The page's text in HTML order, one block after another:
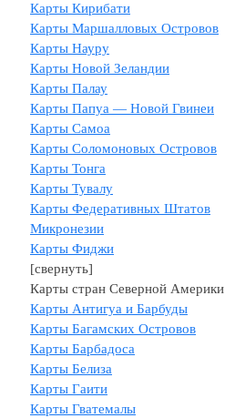
Карты Кирибати
Карты Маршалловых Островов
Карты Науру
Карты Новой Зеландии
Карты Палау
Карты Папуа — Новой Гвинеи
Карты Самоа
Карты Соломоновых Островов
Карты Тонга
Карты Тувалу
Карты Федеративных Штатов
Микронезии
Карты Фиджи
[свернуть]
Карты стран Северной Америки
Карты Антигуа и Барбуды
Карты Багамских Островов
Карты Барбадоса
Карты Белиза
Карты Гаити
Карты Гватемалы